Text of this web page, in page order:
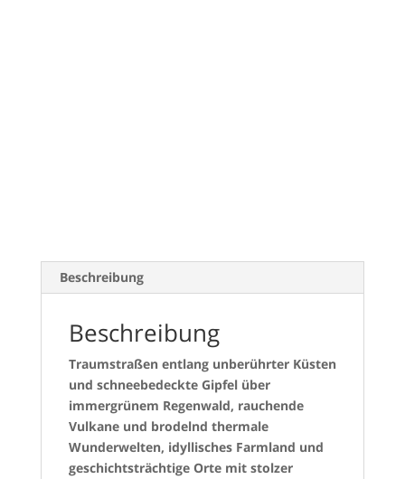
Beschreibung
Beschreibung
Traumstraßen entlang unberührter Küsten
und schneebedeckte Gipfel über
immergrünem Regenwald, rauchende
Vulkane und brodelnd thermale
Wunderwelten, idyllisches Farmland und
geschichtsträchtige Orte mit stolzer